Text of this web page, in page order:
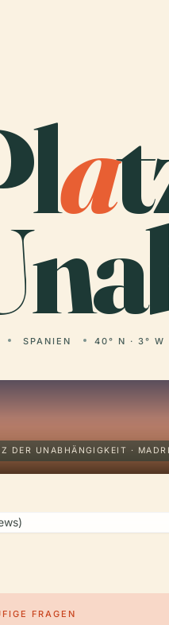
a
SPANIEN 40° N · 3° W
DER UNABHÄNGIGKEIT ·
FRAGEN